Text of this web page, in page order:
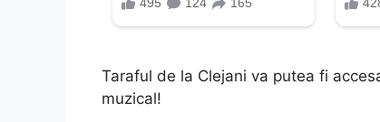
Taraful de la Clejani va putea fi
muzical!